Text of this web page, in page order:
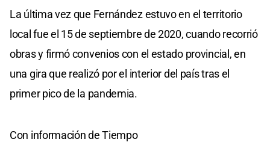
La última vez que Fernández estuvo en el territorio
local fue el 15 de septiembre de 2020, cuando recorrió
obras y firmó convenios con el estado provincial, en
una gira que realizó por el interior del país tras el
primer pico de la pandemia.
Con información de Tiempo